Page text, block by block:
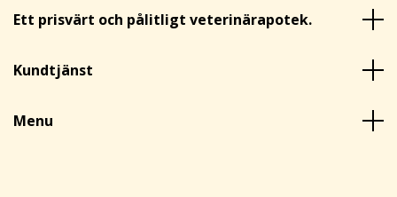
Ett prisvärt och pålitligt veterinärapotek.
Kundtjänst
Menu